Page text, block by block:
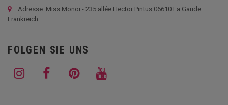
Adresse: Miss Monoi - 235 allée Hector Pintus 06610 La Gaude
Frankreich
FOLGEN SIE UNS